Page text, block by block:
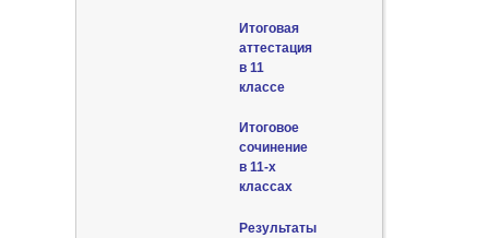
Итоговая
аттестация
в 11
классе
Итоговое
сочинение
в 11-х
классах
Результаты